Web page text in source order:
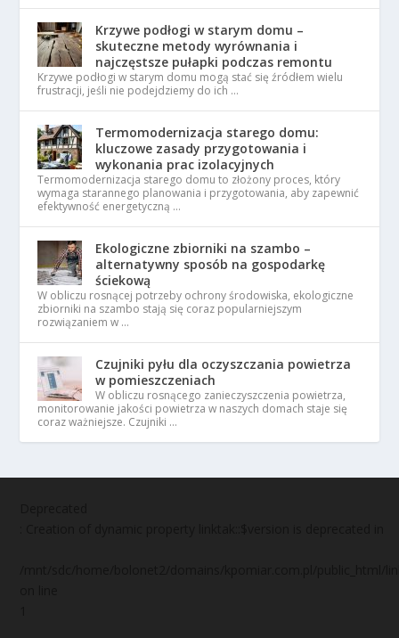
Krzywe podłogi w starym domu –
skuteczne metody wyrównania i
najczęstsze pułapki podczas remontu
Krzywe podłogi w starym domu mogą stać się źródłem wielu
frustracji, jeśli nie podejdziemy do ich …
Termomodernizacja starego domu:
kluczowe zasady przygotowania i
wykonania prac izolacyjnych
Termomodernizacja starego domu to złożony proces, który
wymaga starannego planowania i przygotowania, aby zapewnić
efektywność energetyczną …
Ekologiczne zbiorniki na szambo –
alternatywny sposób na gospodarkę
ściekową
W obliczu rosnącej potrzeby ochrony środowiska, ekologiczne
zbiorniki na szambo stają się coraz popularniejszym
rozwiązaniem w …
Czujniki pyłu dla oczyszczania powietrza
w pomieszczeniach
W obliczu rosnącego zanieczyszczenia powietrza,
monitorowanie jakości powietrza w naszych domach staje się
coraz ważniejsze. Czujniki …